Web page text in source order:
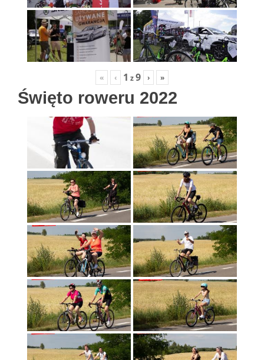
« ‹ 1 z9 › »
Święto roweru 2022